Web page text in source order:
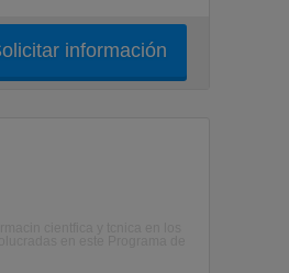
información